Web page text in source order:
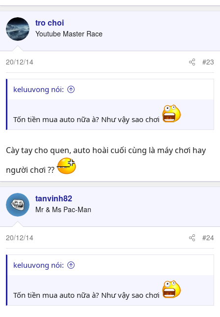
tro choi
Youtube Master Race
20/12/14 #23
keluuvong nói:
Tốn tiền mua auto nữa à? Như vậy sao chơi
Cày tay cho quen, auto hoài cuối cùng là máy chơi hay
người chơi ??
tanvinh82
Mr & Ms Pac-Man
20/12/14 #24
keluuvong nói:
Tốn tiền mua auto nữa à? Như vậy sao chơi